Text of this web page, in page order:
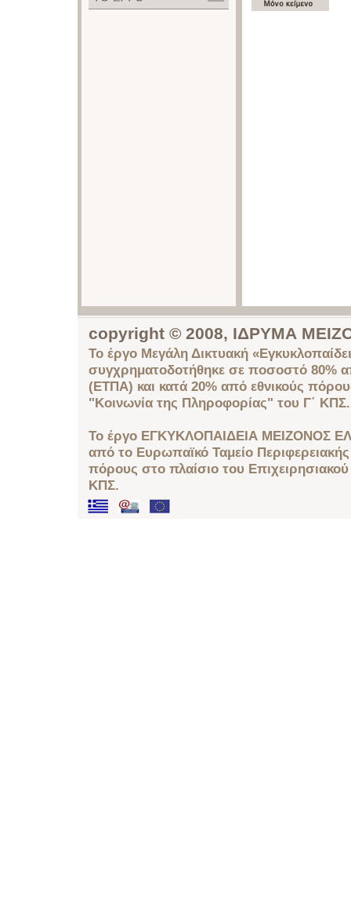
copyright © 2008, ΙΔΡΥΜΑ
Το έργο Μεγάλη Δικτυακή
συγχρηματοδοτήθηκε σε ποσοστό 80%
(ΕΤΠΑ) και κατά 20% από εθνικούς
"Κοινωνία της Πληροφορίας" του Γ΄ ΚΠΣ.
Το έργο ΕΓΚΥΚΛΟΠΑΙΔΕΙΑ ΜΕΙΖΟΝΟΣ
από το Ευρωπαϊκό Ταμείο
πόρους στο πλαίσιο του
ΚΠΣ.